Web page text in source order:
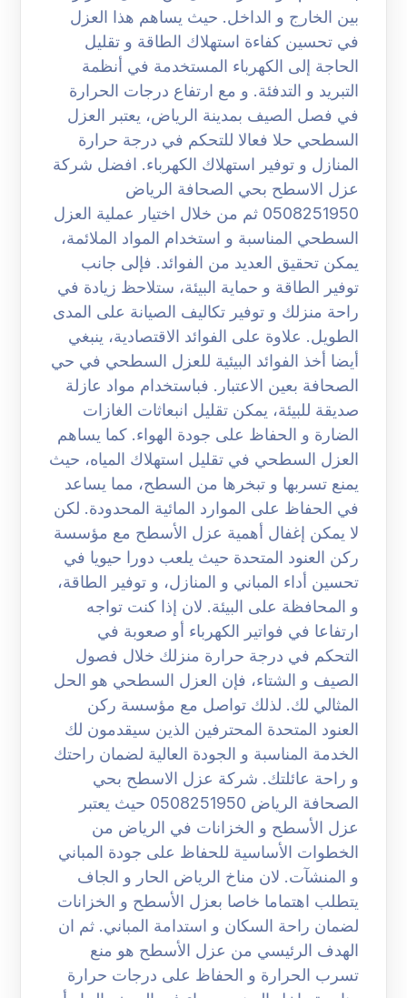
بين الخارج و الداخل. حيث يساهم هذا العزل
في تحسين كفاءة استهلاك الطاقة و تقليل
الحاجة إلى الكهرباء المستخدمة في أنظمة
التبريد و التدفئة. و مع ارتفاع درجات الحرارة
في فصل الصيف بمدينة الرياض، يعتبر العزل
السطحي حلا فعالا للتحكم في درجة حرارة
المنازل و توفير استهلاك الكهرباء. افضل شركة
عزل الاسطح بحي الصحافة الرياض
0508251950 ثم من خلال اختيار عملية العزل
السطحي المناسبة و استخدام المواد الملائمة،
يمكن تحقيق العديد من الفوائد. فإلى جانب
توفير الطاقة و حماية البيئة، ستلاحظ زيادة في
راحة منزلك و توفير تكاليف الصيانة على المدى
الطويل. علاوة على الفوائد الاقتصادية، ينبغي
أيضا أخذ الفوائد البيئية للعزل السطحي في حي
الصحافة بعين الاعتبار. فباستخدام مواد عازلة
صديقة للبيئة، يمكن تقليل انبعاثات الغازات
الضارة و الحفاظ على جودة الهواء. كما يساهم
العزل السطحي في تقليل استهلاك المياه، حيث
يمنع تسربها و تبخرها من السطح، مما يساعد
في الحفاظ على الموارد المائية المحدودة. لكن
لا يمكن إغفال أهمية عزل الأسطح مع مؤسسة
ركن العنود المتحدة حيث يلعب دورا حيويا في
تحسين أداء المباني و المنازل، و توفير الطاقة،
و المحافظة على البيئة. لان إذا كنت تواجه
ارتفاعا في فواتير الكهرباء أو صعوبة في
التحكم في درجة حرارة منزلك خلال فصول
الصيف و الشتاء، فإن العزل السطحي هو الحل
المثالي لك. لذلك تواصل مع مؤسسة ركن
العنود المتحدة المحترفين الذين سيقدمون لك
الخدمة المناسبة و الجودة العالية لضمان راحتك
و راحة عائلتك. شركة عزل الاسطح بحي
الصحافة الرياض 0508251950 حيث يعتبر
عزل الأسطح و الخزانات في الرياض من
الخطوات الأساسية للحفاظ على جودة المباني
و المنشآت. لان مناخ الرياض الحار و الجاف
يتطلب اهتماما خاصا بعزل الأسطح و الخزانات
لضمان راحة السكان و استدامة المباني. ثم ان
الهدف الرئيسي من عزل الأسطح هو منع
تسرب الحرارة و الحفاظ على درجات حرارة